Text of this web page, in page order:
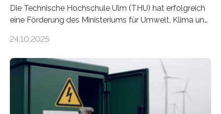
Die Technische Hochschule Ulm (THU) hat erfolgreich
eine Förderung des Ministeriums für Umwelt, Klima und
Forschungsprojekt „LAGER – Langzeitspeicherung in
Quartieren“ eingeworben. Ziel des Projekts ist die
Entwicklung, Erprobung und Demonstration von
Konzepten zur langfristigen Energiespeicherung in
sektorübergreifend vernetzten Energiesystemen. Das
24.10.2025